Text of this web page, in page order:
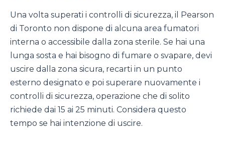
Una volta superati i controlli di sicurezza, il Pearson
di Toronto non dispone di alcuna area fumatori
interna o accessibile dalla zona sterile. Se hai una
lunga sosta e hai bisogno di fumare o svapare, devi
uscire dalla zona sicura, recarti in un punto
esterno designato e poi superare nuovamente i
controlli di sicurezza, operazione che di solito
richiede dai 15 ai 25 minuti. Considera questo
tempo se hai intenzione di uscire.